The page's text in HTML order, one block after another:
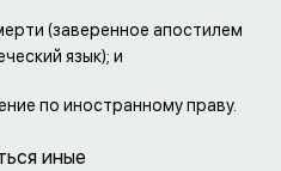
(заверенное апостилем
язык); и
по иностранному праву.
иные